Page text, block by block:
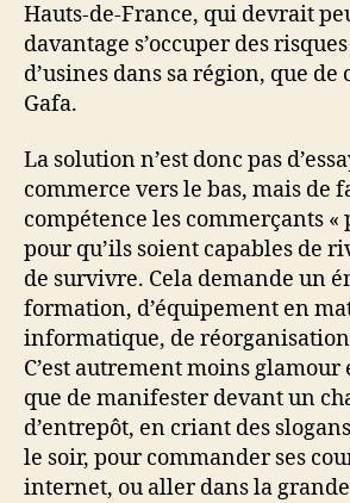
Hauts-de-France, qui devrait
davantage s’occuper des
d’usines dans sa région, que de
Gafa.
La solution n’est donc pas
commerce vers le bas, mais de
compétence les commerçants «
pour qu’ils soient capables de
de survivre. Cela demande un
formation, d’équipement en
informatique, de réorganisation
C’est autrement moins
que de manifester devant un
d’entrepôt, en criant des
le soir, pour commander ses
internet, ou aller dans la